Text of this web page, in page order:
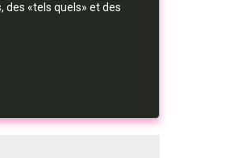
des «tels quels» et des